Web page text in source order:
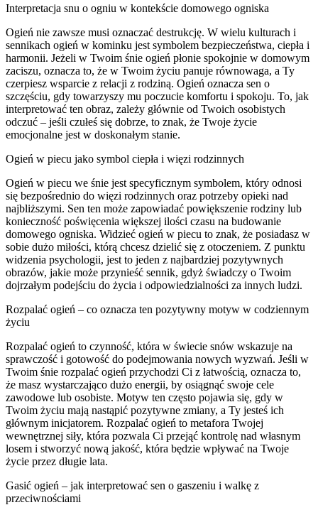
Interpretacja snu o ogniu w kontekście domowego ogniska
Ogień nie zawsze musi oznaczać destrukcję. W wielu kulturach i
sennikach ogień w kominku jest symbolem bezpieczeństwa, ciepła i
harmonii. Jeżeli w Twoim śnie ogień płonie spokojnie w domowym
zaciszu, oznacza to, że w Twoim życiu panuje równowaga, a Ty
czerpiesz wsparcie z relacji z rodziną. Ogień oznacza sen o
szczęściu, gdy towarzyszy mu poczucie komfortu i spokoju. To, jak
interpretować ten obraz, zależy głównie od Twoich osobistych
odczuć – jeśli czułeś się dobrze, to znak, że Twoje życie
emocjonalne jest w doskonałym stanie.
Ogień w piecu jako symbol ciepła i więzi rodzinnych
Ogień w piecu we śnie jest specyficznym symbolem, który odnosi
się bezpośrednio do więzi rodzinnych oraz potrzeby opieki nad
najbliższymi. Sen ten może zapowiadać powiększenie rodziny lub
konieczność poświęcenia większej ilości czasu na budowanie
domowego ogniska. Widzieć ogień w piecu to znak, że posiadasz w
sobie dużo miłości, którą chcesz dzielić się z otoczeniem. Z punktu
widzenia psychologii, jest to jeden z najbardziej pozytywnych
obrazów, jakie może przynieść sennik, gdyż świadczy o Twoim
dojrzałym podejściu do życia i odpowiedzialności za innych ludzi.
Rozpalać ogień – co oznacza ten pozytywny motyw w codziennym
życiu
Rozpalać ogień to czynność, która w świecie snów wskazuje na
sprawczość i gotowość do podejmowania nowych wyzwań. Jeśli w
Twoim śnie rozpalać ogień przychodzi Ci z łatwością, oznacza to,
że masz wystarczająco dużo energii, by osiągnąć swoje cele
zawodowe lub osobiste. Motyw ten często pojawia się, gdy w
Twoim życiu mają nastąpić pozytywne zmiany, a Ty jesteś ich
głównym inicjatorem. Rozpalać ogień to metafora Twojej
wewnętrznej siły, która pozwala Ci przejąć kontrolę nad własnym
losem i stworzyć nową jakość, która będzie wpływać na Twoje
życie przez długie lata.
Gasić ogień – jak interpretować sen o gaszeniu i walkę z
przeciwnościami